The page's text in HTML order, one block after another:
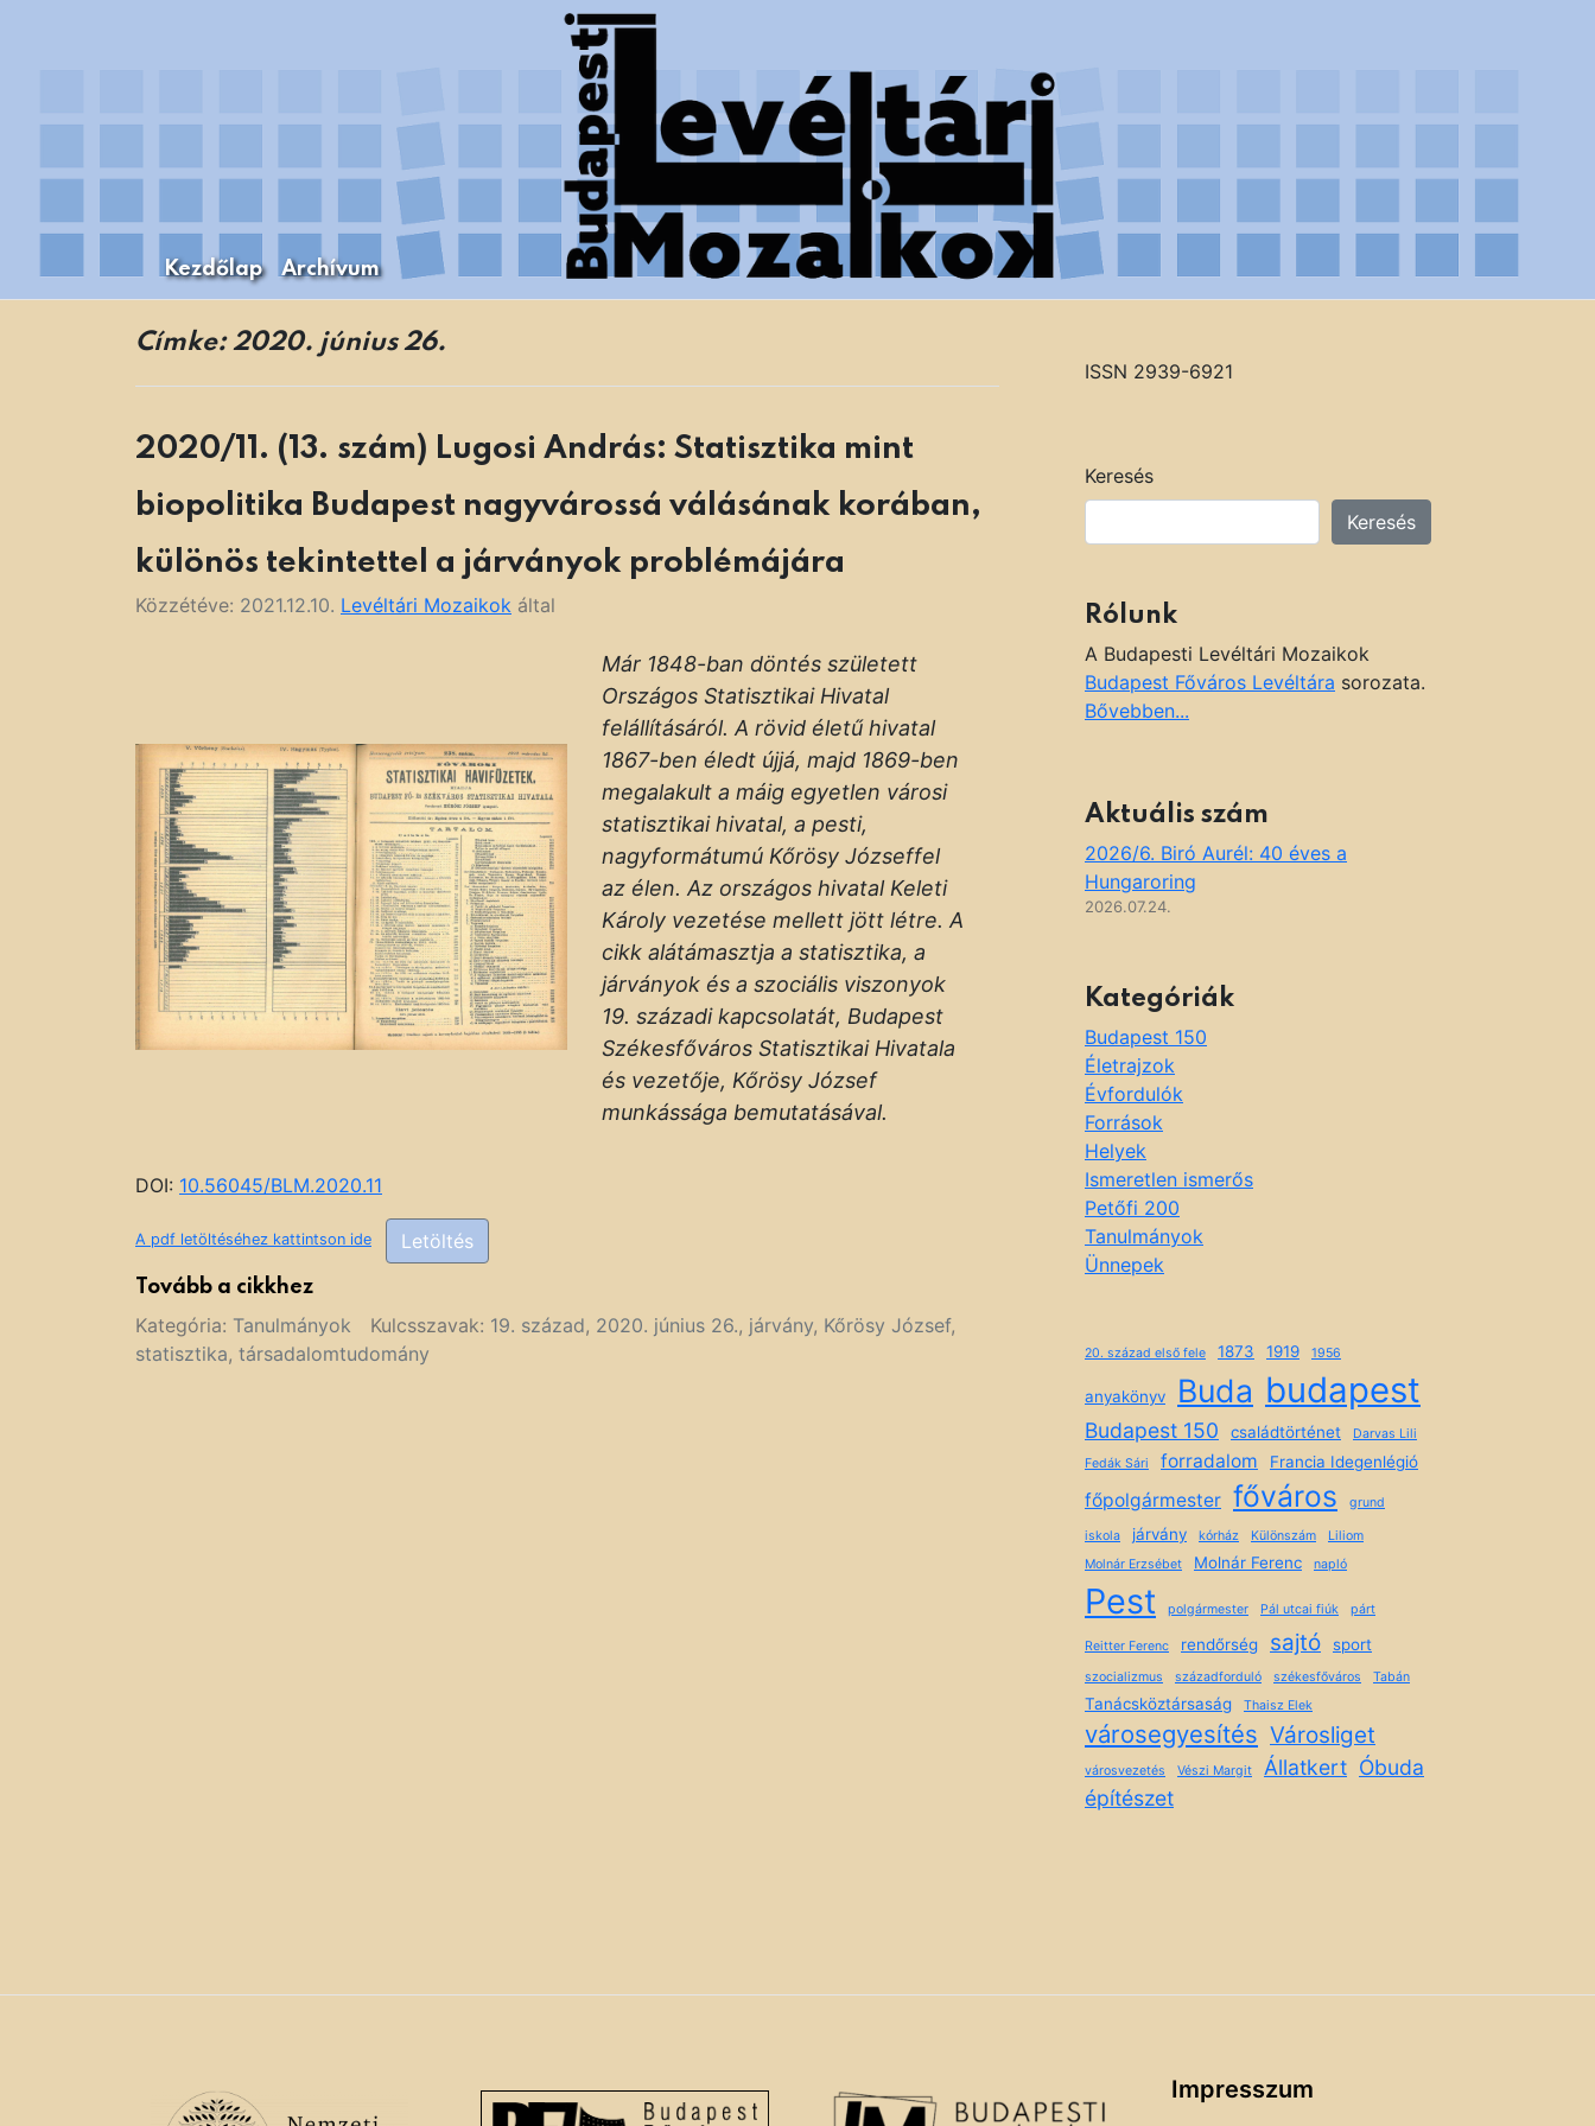
Levéltári Mozaikok
A Budapesti Levéltári Mozaikok Budapest Főváros Levéltára munkatársainak tanulmányai
Kezdőlap Archívum
Címke:2020. június 26.
2020/11. (13. szám) Lugosi András: Statisztika mint
biopolitika Budapest nagyvárossá válásának korában,
különös tekintettel a járványok problémájára
Közzétéve: 2021.12.10. Levéltári Mozaikok által
Már 1848-ban döntés született
Országos Statisztikai Hivatal
felállításáról. A rövid életű hivatal
1867-ben éledt újjá, majd 1869-ben
megalakult a máig egyetlen városi
statisztikai hivatal, a pesti,
nagyformátumú Kőrösy Józseffel
az élen. Az országos hivatal Keleti
Károly vezetése mellett jött létre. A
cikk alátámasztja a statisztika, a
járványok és a szociális viszonyok
19. századi kapcsolatát, Budapest
Székesfőváros Statisztikai Hivatala
és vezetője, Kőrösy József
munkássága bemutatásával.
DOI: 10.56045/BLM.2020.11
A pdf letöltéséhez kattintson ide Letöltés
Tovább a cikkhez
Kategória: Tanulmányok Kulcsszavak: 19. század, 2020. június 26., járvány, Kőrösy József,
statisztika, társadalomtudomány
ISSN 2939-6921
Keresés
Keresés
Rólunk
A Budapesti Levéltári Mozaikok
Budapest Főváros Levéltára sorozata.
Bővebben...
Aktuális szám
2026/6. Biró Aurél: 40 éves a
Hungaroring
2026.07.24.
Kategóriák
Budapest 150
Életrajzok
Évfordulók
Források
Helyek
Ismeretlen ismerős
Petőfi 200
Tanulmányok
Ünnepek
20. század első fele 1873 1919 1956
anyakönyv Buda budapest
Budapest 150 családtörténet
Darvas Lili
Fedák Sári
forradalom Francia Idegenlégió
főpolgármester főváros grund
iskola járvány kórház Különszám
Liliom
Molnár Erzsébet
Molnár Ferenc napló
Pest polgármester Pál utcai fiúk párt
Reitter Ferenc rendőrség sajtó sport
szocializmus századforduló székesfőváros Tabán
Tanácsköztársaság Thaisz Elek
városegyesítés Városliget
városvezetés Vészi Margit Állatkert Óbuda
építészet
Impresszum